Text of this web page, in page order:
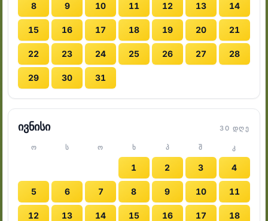
8 9 10 11 12 13 14
15 16 17 18 19 20 21
22 23 24 25 26 27 28
29 30 31
ივნისი 30 ᲓᲦᲔ
Ო Ს Ო Ხ Პ Შ Კ
1 2 3 4
5 6 7 8 9 10 11
12 13 14 15 16 17 18